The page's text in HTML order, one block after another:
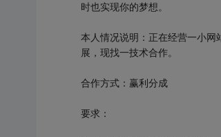
时也实现你的梦想。
本人情况说明：正在经营一小
展，现找一技术合作。
合作方式：赢利分成
要求：